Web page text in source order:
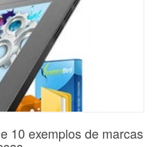
10 exemplos de marcas